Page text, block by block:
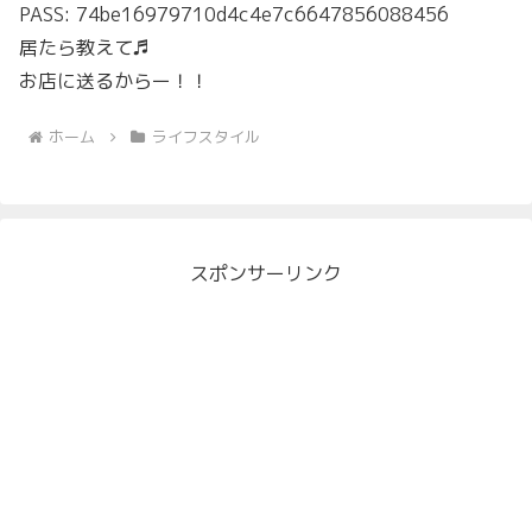
PASS: 74be16979710d4c4e7c6647856088456
居たら教えて♬
お店に送るからー！！
ホーム ライフスタイル
スポンサーリンク